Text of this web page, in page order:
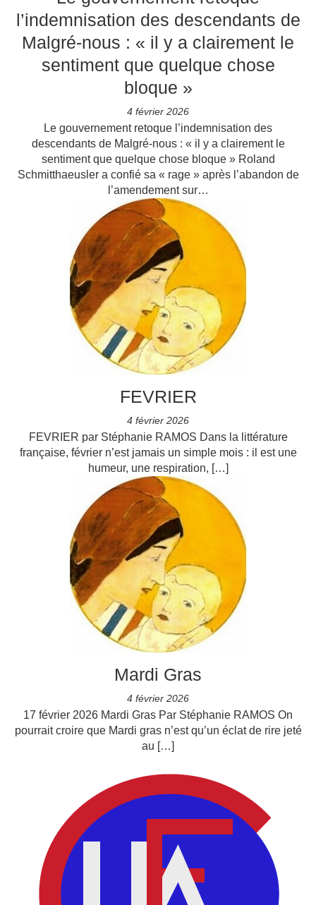
l’indemnisation des descendants de
Malgré-nous : « il y a clairement le
sentiment que quelque chose
bloque »
4 février 2026
Le gouvernement retoque l’indemnisation des
descendants de Malgré-nous : « il y a clairement le
sentiment que quelque chose bloque » Roland
Schmitthaeusler a confié sa « rage » après l’abandon de
l’amendement sur…
FEVRIER
4 février 2026
FEVRIER par Stéphanie RAMOS Dans la littérature
française, février n’est jamais un simple mois : il est une
humeur, une respiration, […]
Mardi Gras
4 février 2026
17 février 2026 Mardi Gras Par Stéphanie RAMOS On
pourrait croire que Mardi gras n’est qu’un éclat de rire jeté
au […]